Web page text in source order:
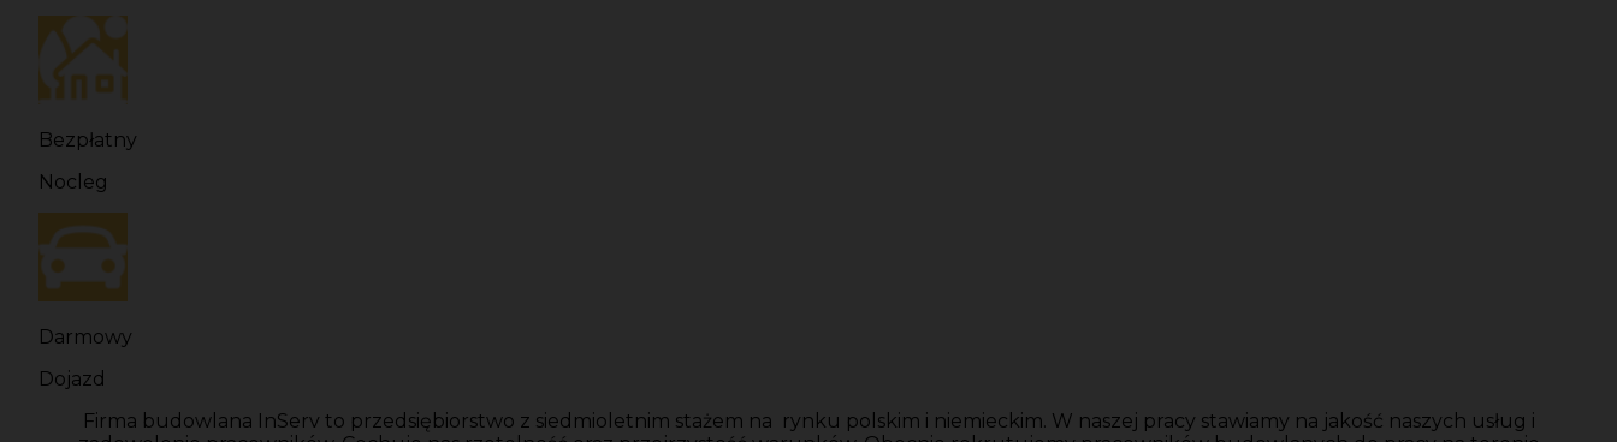
Bezpłatny
Nocleg
Darmowy
Dojazd
Firma budowlana InServ to przedsiębiorstwo z siedmioletnim stażem na rynku polskim i niemieckim. W naszej pracy stawiamy na jakość naszych usług i